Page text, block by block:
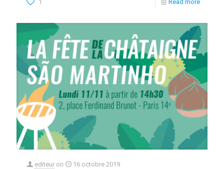
1 Read more
editeur on 16 octobre 2019